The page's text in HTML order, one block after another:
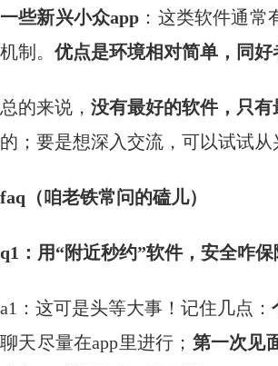
一些新兴小众app ：这类软件通
机制。 优点是环境相对简单，同好
总的来说， 没有最好的软件，只有
的；要是想深入交流，可以试试
faq（咱老铁常问的磕儿）
q1：用“附近秒约”软件，安全咋保
a1：这可是头等大事！记住几点：
聊天尽量在app里进行； 第一次见